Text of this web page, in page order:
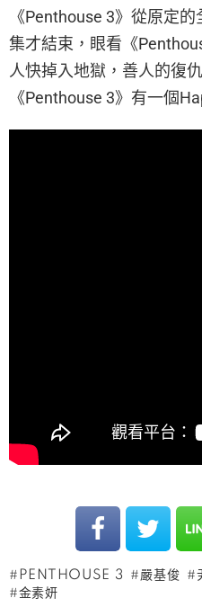
《Penthouse 3》從原定
集才結束，眼看《
人快掉入地獄，善人的復
《Penthouse 3》有一個
PENTHOUSE 3 嚴基俊
金素妍